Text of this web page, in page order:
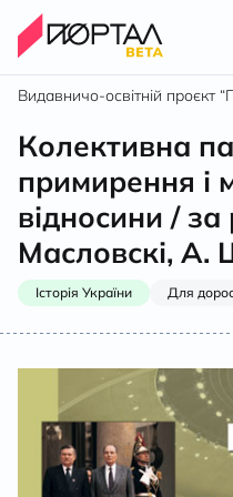
Видавничо-освітній проєкт
Колективна
примирення і
відносини / за
Масловскі, А.
Історія України Для